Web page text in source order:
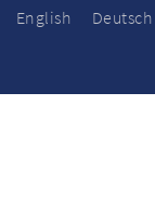
English
Deutsch